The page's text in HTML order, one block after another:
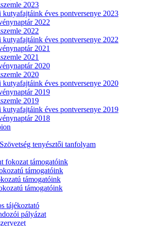
2023
kutyafajtáink éves pontversenye 2023
2022
2022
kutyafajtáink éves pontversenye 2022
2021
2021
2020
2020
kutyafajtáink éves pontversenye 2020
2019
2019
kutyafajtáink éves pontversenye 2019
2018
tenyésztői tanfolyam
fokozat támogatóink
támogatóink
támogatóink
támogatóink
tájékoztató
pályázat